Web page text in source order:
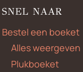
SNEL NAAR
Bestel een boeket
Alles weergeven
Plukboeket